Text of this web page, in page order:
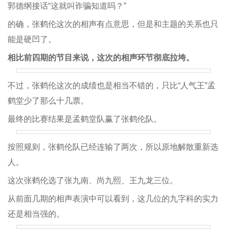
郭德纲接话“这就叫诈骗知道吗？”
的确，张鹤伦这次的相声有点意思，但是和主题的关系也只
能是硬凹了。
相比前四期的节目来说，这次的相声环节彻底拉垮。
不过，张鹤伦这次的成绩也是相当不错的，只比“人气王”孟
鹤堂少了那么十几票。
最终的比赛结果是孟鹤堂队赢了张鹤伦队。
按照规则，张鹤伦队已经连输了两次，所以原地解散重新选
人。
这次张鹤伦选了张九南、尚九熙、王九龙三位。
从前面几期的相声表演中可以看到，这几位的九字科的实力
还是相当强的。